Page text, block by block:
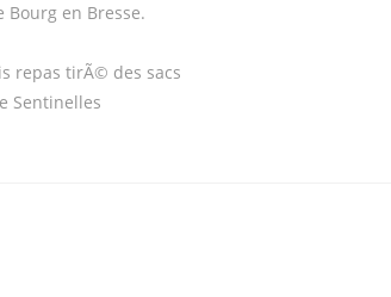
Bourg en Bresse.
repas tirÃ© des sacs
Sentinelles